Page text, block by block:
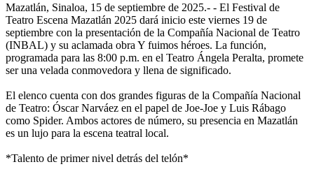
Mazatlán, Sinaloa, 15 de septiembre de 2025.- - El Festival de
Teatro Escena Mazatlán 2025 dará inicio este viernes 19 de
septiembre con la presentación de la Compañía Nacional de Teatro
(INBAL) y su aclamada obra Y fuimos héroes. La función,
programada para las 8:00 p.m. en el Teatro Ángela Peralta, promete
ser una velada conmovedora y llena de significado.
El elenco cuenta con dos grandes figuras de la Compañía Nacional
de Teatro: Óscar Narváez en el papel de Joe-Joe y Luis Rábago
como Spider. Ambos actores de número, su presencia en Mazatlán
es un lujo para la escena teatral local.
*Talento de primer nivel detrás del telón*